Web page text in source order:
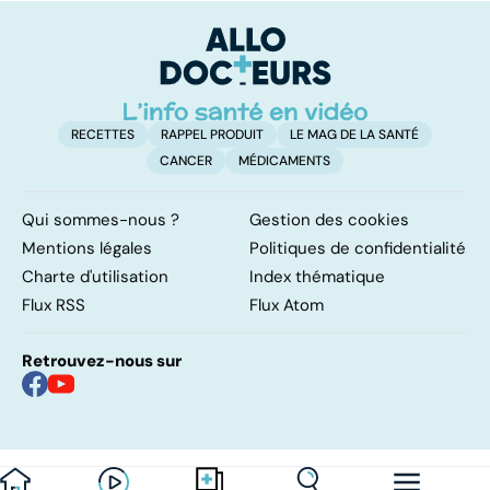
RECETTES RAPPEL PRODUIT
LE MAG DE LA SANTÉ
CANCER
MÉDICAMENTS
Qui sommes-nous ?
Gestion des cookies
Mentions légales
Politiques de confidentialité
Charte d'utilisation
Index thématique
Flux RSS
Flux Atom
Retrouvez-nous sur